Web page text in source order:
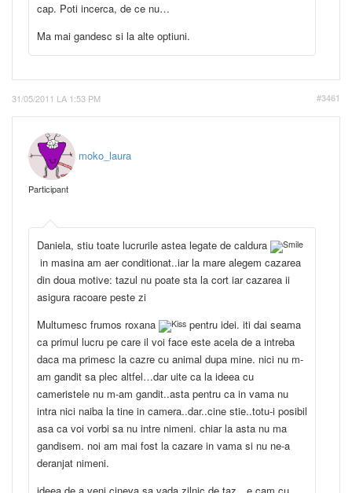
cap. Poti incerca, de ce nu…
Ma mai gandesc si la alte optiuni.
31/05/2011 LA 1:53 PM #3461
moko_laura
Participant
Daniela, stiu toate lucrurile astea legate de caldura
in masina am aer conditionat..iar la mare alegem cazarea
din doua motive: tazul nu poate sta la cort iar cazarea ii
asigura racoare peste zi
Multumesc frumos roxana
pentru idei. iti dai seama
ca primul lucru pe care il voi face este acela de a intreba
daca ma primesc la cazre cu animal dupa mine. nici nu m-
am gandit sa plec altfel…dar uite ca la ideea cu
cameristele nu m-am gandit..asta pentru ca in vama nu
intra nici naiba la tine in camera..dar..cine stie..totu-i posibil
asa ca voi vorbi sa nu intre nimeni. chiar la asta nu ma
gandisem. noi am mai fost la cazare in vama si nu ne-a
deranjat nimeni.